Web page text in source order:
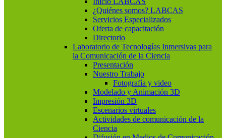
¿Quiénes somos? LABCAS
Servicios Especializados
Oferta de capacitación
Directorio
Laboratorio de Tecnologías Inmersivas para
la Comunicación de la Ciencia
Presentación
Nuestro Trabajo
Fotografía y video
Modelado y Animación 3D
Impresión 3D
Escenarios virtuales
Actividades de comunicación de la
Ciencia